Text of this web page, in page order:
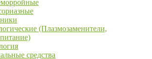
(Плазмозаменители,
средства